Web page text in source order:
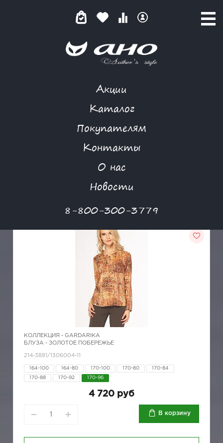
Акции
Каталог
Покупателям
Контакты
О нас
Новости
8-800-300-3779
GARDARIKA
КОЛЛЕКЦИЯ - GARDARIKA
БЛУЗА - ЗОЛОТОЕ ПОБЕРЕЖЬЕ
214-3881/1306004-11
164-100 164-80 170-100 170-80 170-84
170-88 170-92 170-96
4 720 руб
В корзину